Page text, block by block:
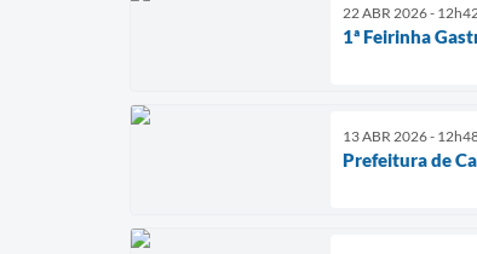
22 ABR 2026 - 12h42
1ª Feirinha
13 ABR 2026 -
Prefeitura de